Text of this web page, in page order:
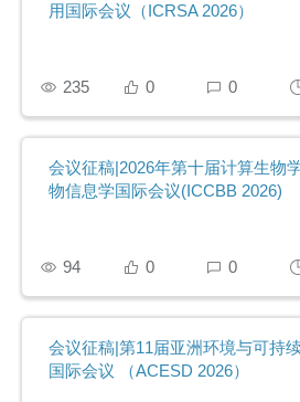
用国际会议（ICRSA 2026）
235 0 0
会议征稿|2026年第十届计算生物
物信息学国际会议(ICCBB 2026)
94 0 0
会议征稿|第11届亚洲环境与可持
国际会议 （ACESD 2026）